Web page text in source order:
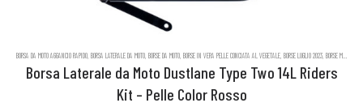
BORSA DA MOTO AGGANCIO RAPIDO BORSA LATERALE DA MOTO BORSE DA MOTO BORSE IN VERA PELLE CONCIATA AL VEGETALE BORSE LUGLIO 2023 BORSE MESSENGER IN PELLE DUSTLANE
Borsa Laterale da Moto Dustlane Type Two 14L Riders
Kit – Pelle Color Rosso